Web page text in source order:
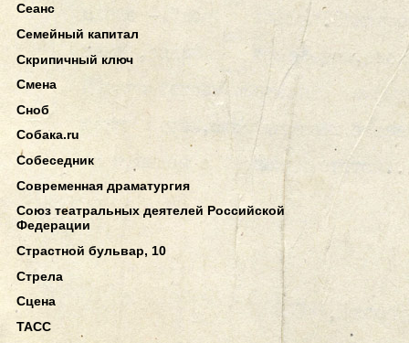
Сеанс
Семейный капитал
Скрипичный ключ
Смена
Сноб
Собака.ru
Собеседник
Современная драматургия
Союз театральных деятелей Российской
Федерации
Страстной бульвар, 10
Стрела
Сцена
ТАСС